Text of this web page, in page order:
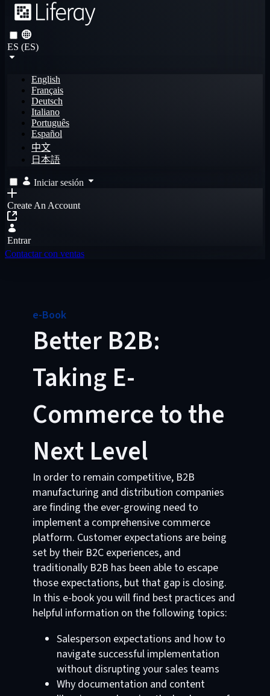
ES (ES)
English
Français
Deutsch
Italiano
Português
Español
中文
日本語
Iniciar sesión
Create An Account
Entrar
Contactar con ventas
e-Book
Better B2B:
Taking E-
Commerce to the
Next Level
In order to remain competitive, B2B
manufacturing and distribution companies
are finding the ever-growing need to
implement a comprehensive commerce
platform. Customer expectations are being
set by their B2C experiences, and
traditionally B2B has been able to escape
those expectations, but that gap is closing.
In this e-book you will find best practices and
helpful information on the following topics:
Salesperson expectations and how to
navigate successful implementation
without disrupting your sales teams
Why documentation and content